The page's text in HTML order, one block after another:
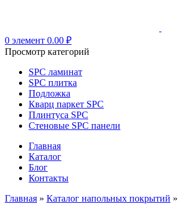
0 элемент 0.00 ₽
Просмотр категорий
SPC ламинат
SPC плитка
Подложка
Кварц паркет SPC
Плинтуса SPC
Стеновые SPC панели
Главная
Каталог
Блог
Контакты
Главная » Каталог напольных покрытий »